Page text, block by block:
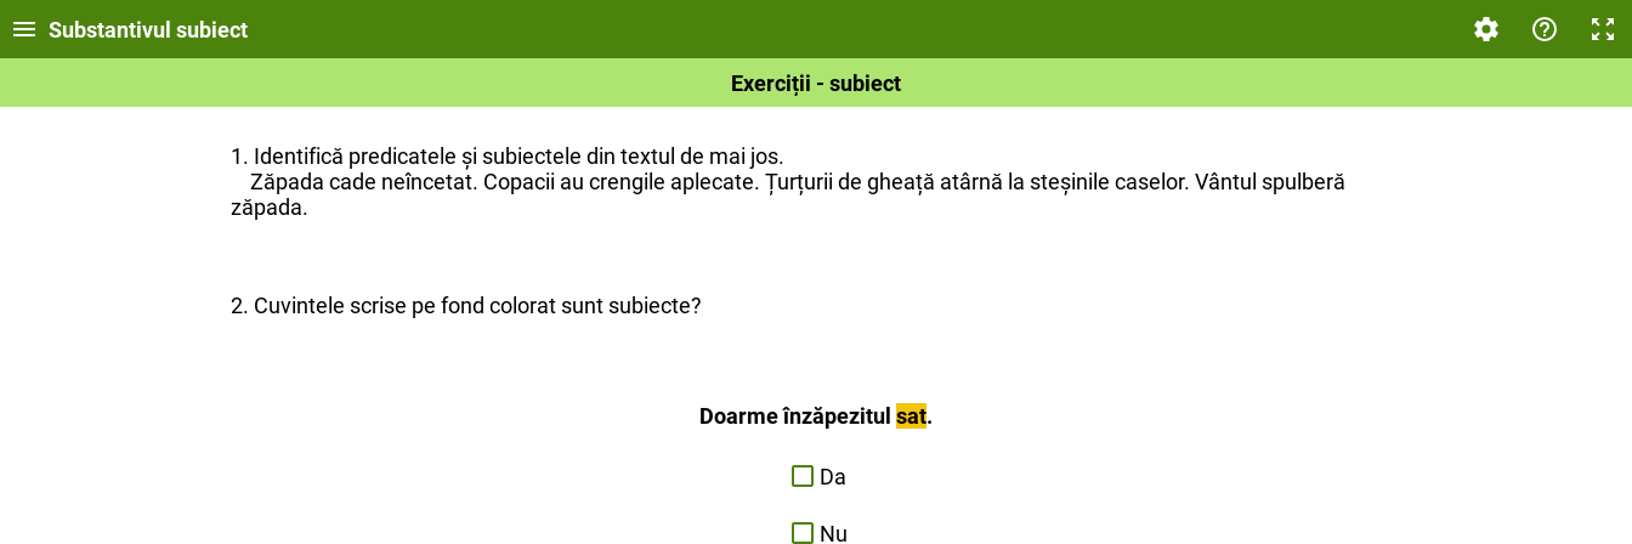
Substantivul subiect
Exerciții - subiect
1. Identifică predicatele și subiectele din textul de mai jos.
Zăpada cade neîncetat. Copacii au crengile aplecate. Țurțurii de gheață atârnă la steșinile caselor. Vântul spulberă
zăpada.
2. Cuvintele scrise pe fond colorat sunt subiecte?
Doarme înzăpezitul sat.
Da
Nu